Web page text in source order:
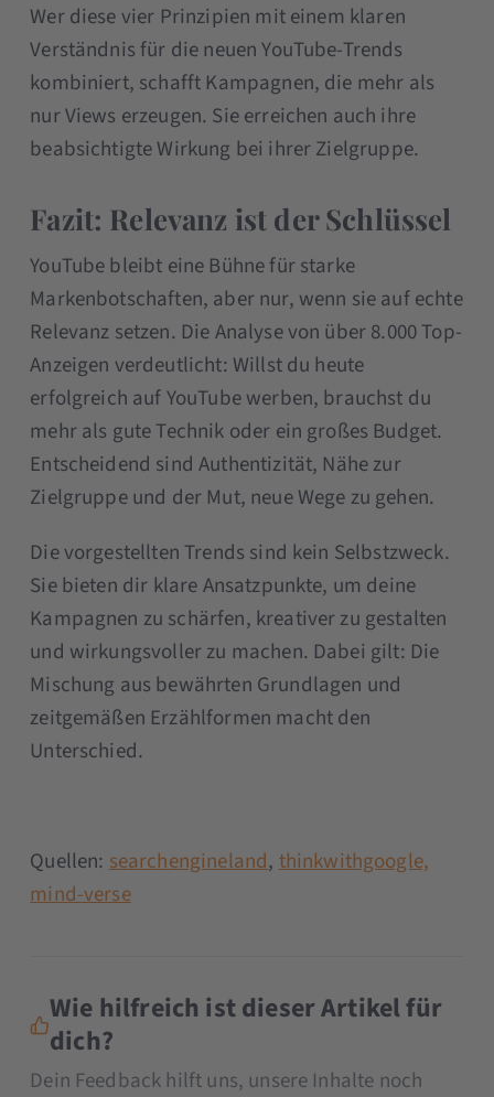
Wer diese vier Prinzipien mit einem klaren
Verständnis für die neuen YouTube-Trends
kombiniert, schafft Kampagnen, die mehr als
nur Views erzeugen. Sie erreichen auch ihre
beabsichtigte Wirkung bei ihrer Zielgruppe.
Fazit: Relevanz ist der Schlüssel
YouTube bleibt eine Bühne für starke
Markenbotschaften, aber nur, wenn sie auf echte
Relevanz setzen. Die Analyse von über 8.000 Top-
Anzeigen verdeutlicht: Willst du heute
erfolgreich auf YouTube werben, brauchst du
mehr als gute Technik oder ein großes Budget.
Entscheidend sind Authentizität, Nähe zur
Zielgruppe und der Mut, neue Wege zu gehen.
Die vorgestellten Trends sind kein Selbstzweck.
Sie bieten dir klare Ansatzpunkte, um deine
Kampagnen zu schärfen, kreativer zu gestalten
und wirkungsvoller zu machen. Dabei gilt: Die
Mischung aus bewährten Grundlagen und
zeitgemäßen Erzählformen macht den
Unterschied.
Quellen: searchengineland,thinkwithgoogle,
mind-verse
Wie hilfreich ist dieser Artikel für
dich?
Dein Feedback hilft uns, unsere Inhalte noch